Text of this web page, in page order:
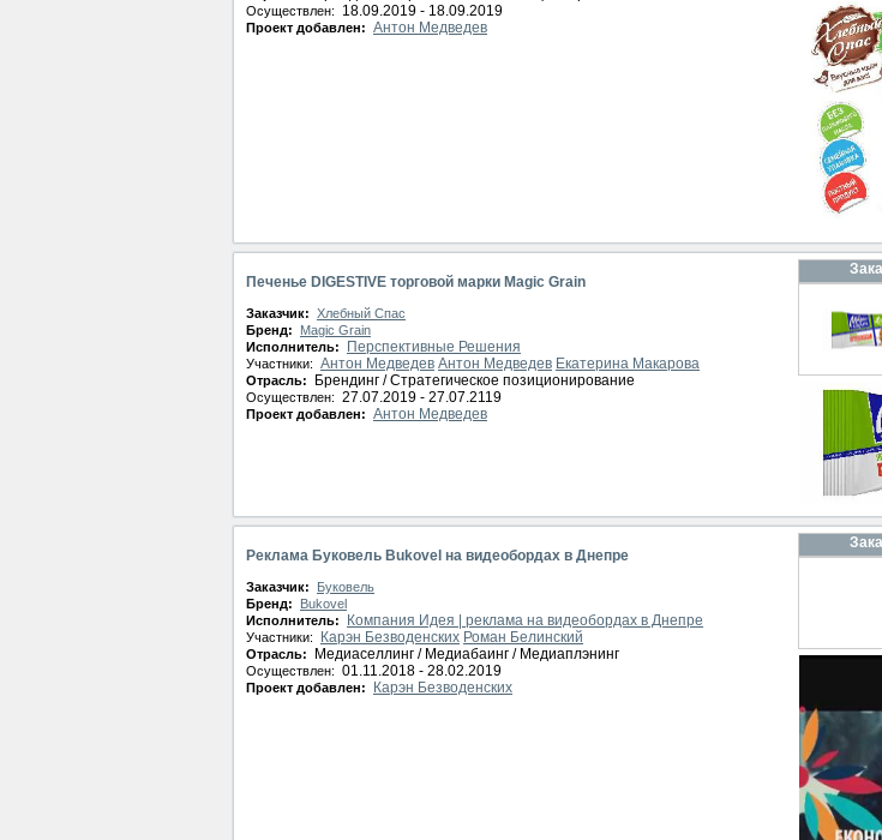
Осуществлен: 18.09.2019 - 18.09.2019
Проект добавлен: Антон Медведев
Печенье DIGESTIVE торговой марки Magic Grain
Заказчик: Хлебный Спас
Бренд:
Magic Grain
Исполнитель:
Перспективные Решения
Участники: Антон Медведев Антон Медведев Екатерина Макарова
Отрасль: Брендинг / Стратегическое позиционирование
Осуществлен: 27.07.2019 - 27.07.2119
Проект добавлен: Антон Медведев
Реклама Буковель Bukovel на видеобордах в Днепре
Заказчик:
Буковель
Бренд:
Bukovel
Исполнитель:
Компания Идея | реклама на видеобордах в Днепре
Участники: Карэн Безводенских Роман Белинский
Отрасль: Медиаселлинг / Медиабаинг / Медиаплэнинг
Осуществлен: 01.11.2018 - 28.02.2019
Проект добавлен: Карэн Безводенских